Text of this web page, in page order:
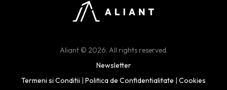
Aliant © 2026. All rights reserved.
Newsletter
Termeni si Conditii | Politica de Confidentialitate | Cookies